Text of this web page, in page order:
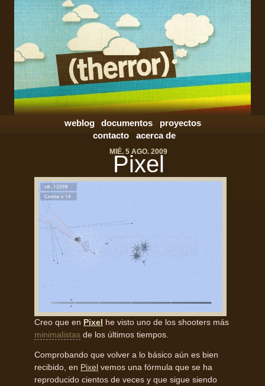
weblog documentos
proyectos
contacto
acerca de
MIÉ. 5 AGO. 2009
Pixel
Creo que en Pixel he visto uno de los shooters más
minimalistas de los últimos tiempos.
Comprobando que volver a lo básico aún es bien
recibido, en Pixel vemos una fórmula que se ha
reproducido cientos de veces y que sigue siendo